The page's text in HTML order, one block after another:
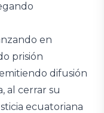
en
prisión
difusión
al cerrar su
ecuatoriana